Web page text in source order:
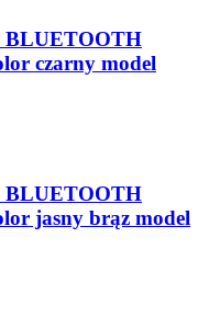
BLUETOOTH
czarny model
BLUETOOTH
jasny brąz model